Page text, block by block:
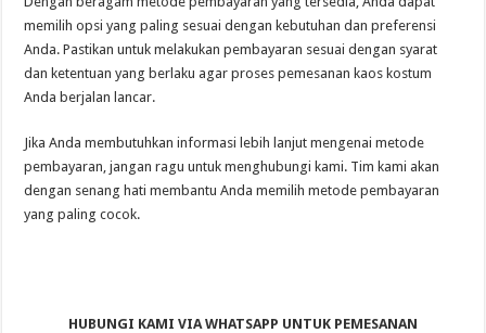
memilih opsi yang paling sesuai dengan kebutuhan dan preferensi
Anda. Pastikan untuk melakukan pembayaran sesuai dengan syarat
dan ketentuan yang berlaku agar proses pemesanan kaos kostum
Anda berjalan lancar.
Jika Anda membutuhkan informasi lebih lanjut mengenai metode
pembayaran, jangan ragu untuk menghubungi kami. Tim kami akan
dengan senang hati membantu Anda memilih metode pembayaran
yang paling cocok.
HUBUNGI KAMI VIA WHATSAPP UNTUK PEMESANAN